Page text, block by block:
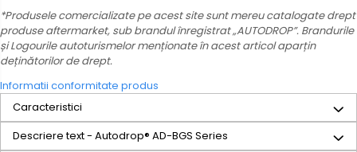
*Produsele comercializate pe acest site sunt mereu catalogate drept
produse aftermarket, sub brandul înregistrat „AUTODROP”. Brandurile
și Logourile autoturismelor menționate în acest articol aparțin
deținătorilor de drept.
Informatii conformitate produs
Caracteristici
Descriere text - Autodrop® AD-BGS Series